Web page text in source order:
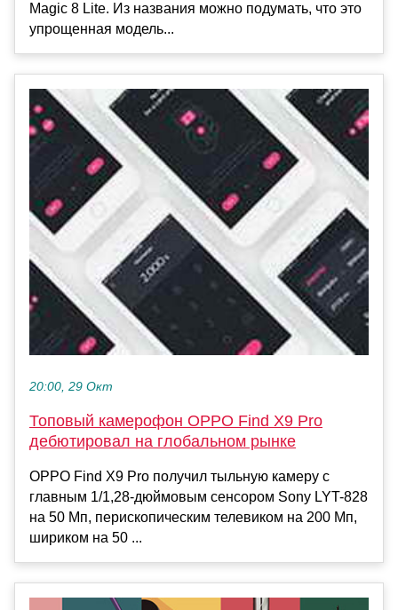
Magic 8 Lite. Из названия можно подумать, что это
упрощенная модель...
20:00, 29 Окт
Топовый камерофон OPPO Find X9 Pro
дебютировал на глобальном рынке
OPPO Find X9 Pro получил тыльную камеру с
главным 1/1,28-дюймовым сенсором Sony LYT-828
на 50 Мп, перископическим телевиком на 200 Мп,
шириком на 50 ...